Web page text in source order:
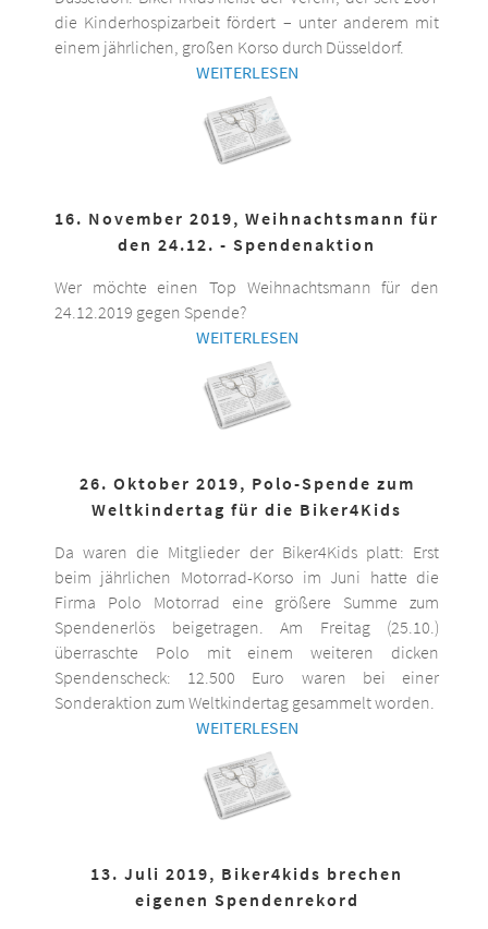
die Kinderhospizarbeit fördert – unter anderem mit
einem jährlichen, großen Korso durch Düsseldorf.
WEITERLESEN
16. November 2019, Weihnachtsmann für
den 24.12. - Spendenaktion
Wer möchte einen Top Weihnachtsmann für den
24.12.2019 gegen Spende?
WEITERLESEN
26. Oktober 2019, Polo-Spende zum
Weltkindertag für die Biker4Kids
Da waren die Mitglieder der Biker4Kids platt: Erst
beim jährlichen Motorrad-Korso im Juni hatte die
Firma Polo Motorrad eine größere Summe zum
Spendenerlös beigetragen. Am Freitag (25.10.)
überraschte Polo mit einem weiteren dicken
Spendenscheck: 12.500 Euro waren bei einer
Sonderaktion zum Weltkindertag gesammelt worden.
WEITERLESEN
13. Juli 2019, Biker4kids brechen
eigenen Spendenrekord